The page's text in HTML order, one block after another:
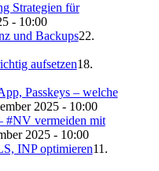
Strategien für
- 10:00
und Backups22.
aufsetzen18.
Passkeys – welche
2025 - 10:00
#NV vermeiden mit
2025 - 10:00
INP optimieren11.